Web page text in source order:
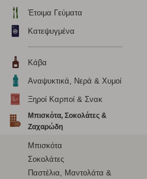
Έτοιμα Γεύματα
Κατεψυγμένα
Κάβα
Αναψυκτικά, Νερά & Χυμοί
Ξηροί Καρποί & Σνακ
Μπισκότα, Σοκολάτες &
Ζαχαρώδη
Μπισκότα
Σοκολάτες
Παστέλια, Μαντολάτα &
Ενημέρωση
Κατά την απλή περιήγηση
περιέχουν